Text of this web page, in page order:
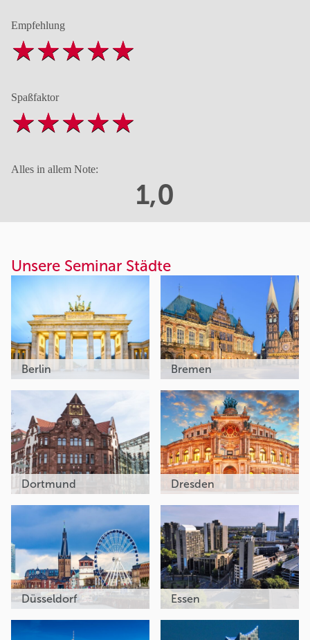
Empfehlung
Spaßfaktor
Alles in allem Note:
1,0
Unsere Seminar Städte
Berlin Bremen
Dortmund Dresden
Düsseldorf Essen